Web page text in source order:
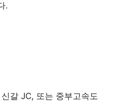
.
갈 JC, 또는 중부고속도